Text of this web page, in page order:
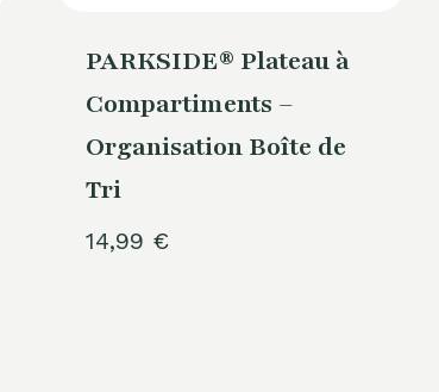
PARKSIDE® Plateau à
Compartiments –
Organisation Boîte de
Tri
14,99 €